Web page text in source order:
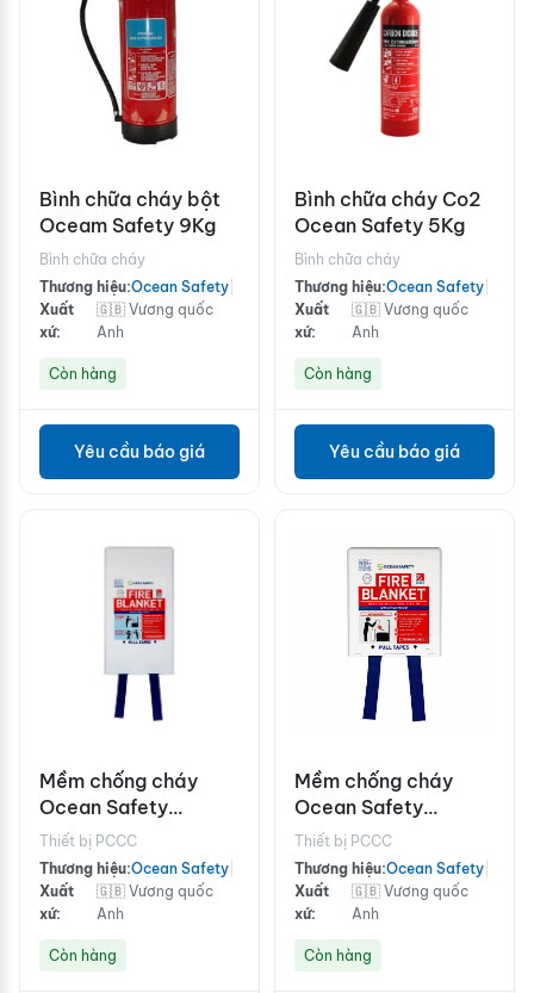
Bình chữa cháy bột
Oceam Safety 9Kg
Bình chữa cháy
Thương hiệu:Ocean Safety
Xuất
xứ:
🇬🇧 Vương quốc
Anh
Còn hàng
Yêu cầu báo giá
Bình chữa cháy Co2
Ocean Safety 5Kg
Bình chữa cháy
Thương hiệu:Ocean Safety
Xuất
xứ:
🇬🇧 Vương quốc
Anh
Còn hàng
Yêu cầu báo giá
Mềm chống cháy
Ocean Safety
1.8x1.2m
Thiết bị PCCC
Thương hiệu:Ocean Safety
Xuất
xứ:
🇬🇧 Vương quốc
Anh
Còn hàng
Mềm chống cháy
Ocean Safety
1.1x1.1m
Thiết bị PCCC
Thương hiệu:Ocean Safety
Xuất
xứ:
🇬🇧 Vương quốc
Anh
Còn hàng